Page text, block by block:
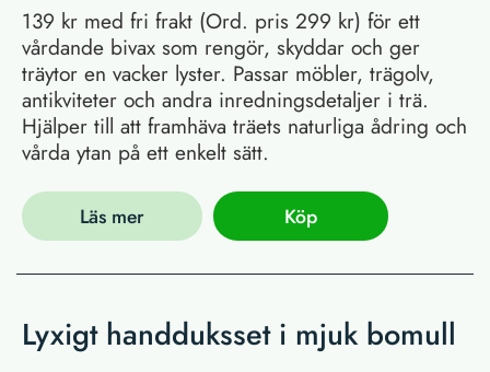
139 kr med fri frakt (Ord. pris 299 kr) för ett
vårdande bivax som rengör, skyddar och ger
träytor en vacker lyster. Passar möbler, trägolv,
antikviteter och andra inredningsdetaljer i trä.
Hjälper till att framhäva träets naturliga ådring och
vårda ytan på ett enkelt sätt.
Läs mer Köp
Lyxigt handduksset i mjuk bomull